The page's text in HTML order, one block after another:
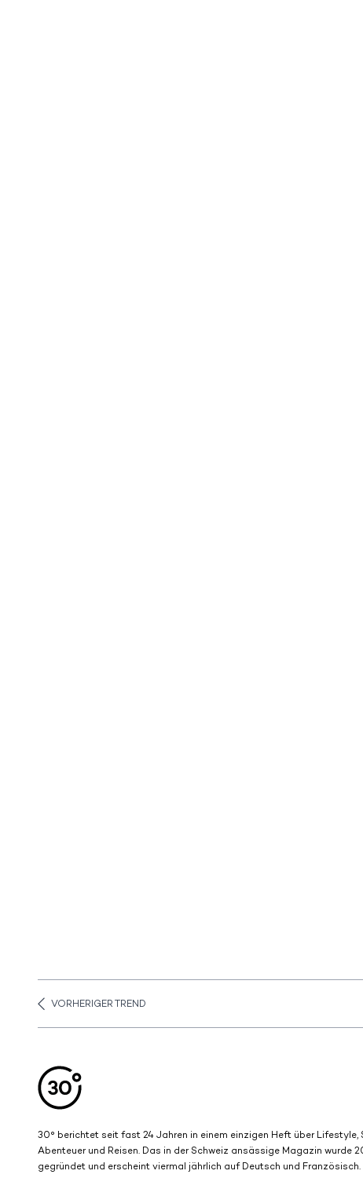
VORHERIGER TREND
30° berichtet seit fast 24 Jahren in einem einzigen Heft über Lifestyle,
Abenteuer und Reisen. Das in der Schweiz ansässige Magazin wurde
gegründet und erscheint viermal jährlich auf Deutsch und Französisch.